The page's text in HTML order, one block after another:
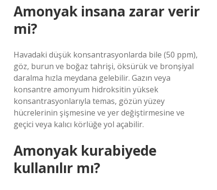
Amonyak insana zarar verir
mi?
Havadaki düşük konsantrasyonlarda bile (50 ppm),
göz, burun ve boğaz tahrişi, öksürük ve bronşiyal
daralma hızla meydana gelebilir. Gazın veya
konsantre amonyum hidroksitin yüksek
konsantrasyonlarıyla temas, gözün yüzey
hücrelerinin şişmesine ve yer değiştirmesine ve
geçici veya kalıcı körlüğe yol açabilir.
Amonyak kurabiyede
kullanılır mı?